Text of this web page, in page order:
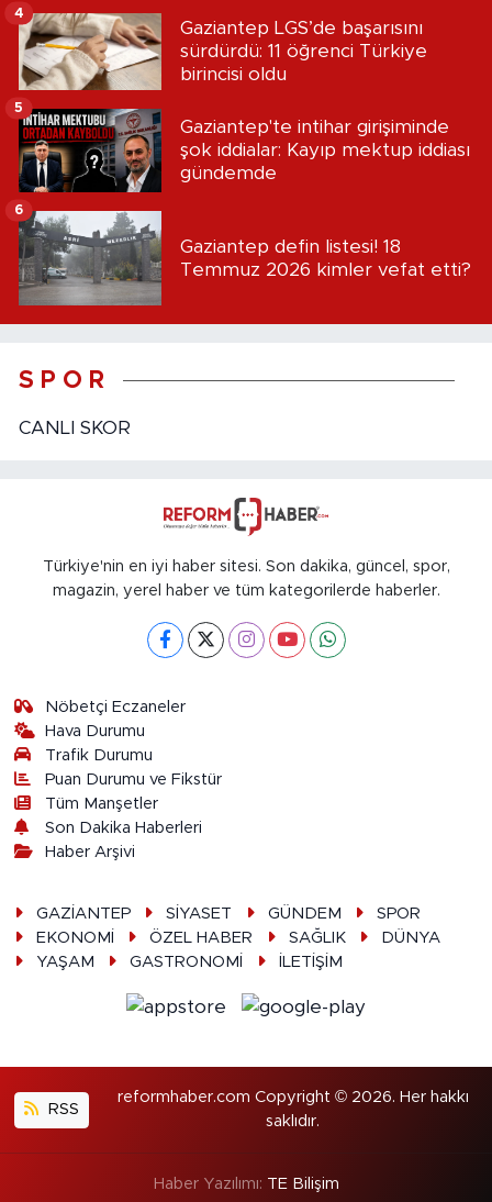
Gaziantep LGS’de başarısını
sürdürdü: 11 öğrenci Türkiye
birincisi oldu
4
Gaziantep'te intihar girişiminde
şok iddialar: Kayıp mektup iddiası
gündemde
5
Gaziantep defin listesi! 18
Temmuz 2026 kimler vefat etti?
6
S P O R
CANLI SKOR
Türkiye'nin en iyi haber sitesi. Son dakika, güncel, spor,
magazin, yerel haber ve tüm kategorilerde haberler.
Nöbetçi Eczaneler
Hava Durumu
Trafik Durumu
Puan Durumu ve Fikstür
Tüm Manşetler
Son Dakika Haberleri
Haber Arşivi
GAZİANTEP SİYASET GÜNDEM
SPOR
EKONOMİ
ÖZEL HABER SAĞLIK
DÜNYA
YAŞAM
GASTRONOMİ İLETİŞİM
RSS
reformhaber.com Copyright © 2026. Her hakkı
saklıdır.
Haber Yazılımı: TE Bilişim